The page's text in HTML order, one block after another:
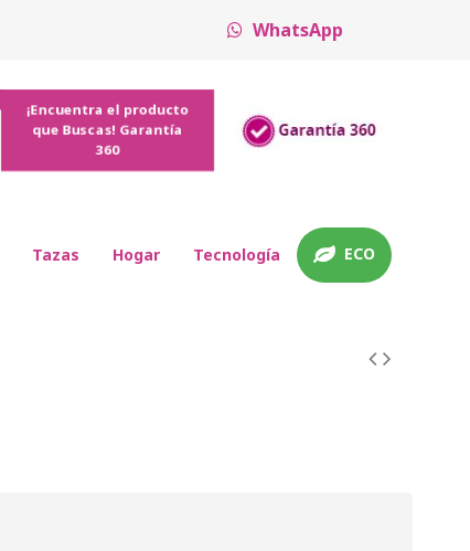
WhatsApp
¡Encuentra el producto
que Buscas! Garantía
360
Tazas Hogar Tecnología ECO